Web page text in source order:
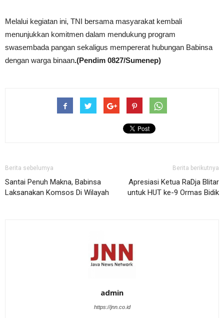
Melalui kegiatan ini, TNI bersama masyarakat kembali
menunjukkan komitmen dalam mendukung program
swasembada pangan sekaligus mempererat hubungan Babinsa
dengan warga binaan.(Pendim 0827/Sumenep)
Berita sebelumya
Santai Penuh Makna, Babinsa
Laksanakan Komsos Di Wilayah
Berita berikutnya
Apresiasi Ketua RaDja Blitar
untuk HUT ke-9 Ormas Bidik
admin
https://jnn.co.id